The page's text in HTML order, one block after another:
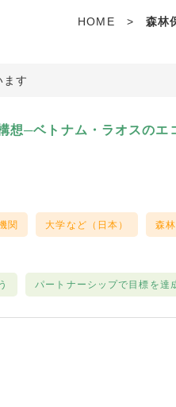
HOME > 森林
ます
想─ベトナム・ラオスのエ
関 大学など（日本） 森
パートナーシップで目標を達